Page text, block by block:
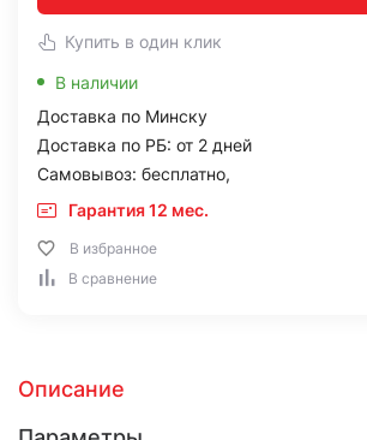
Купить в один клик
В наличии
Доставка по Минску
Доставка по РБ: от 2 дней
Самовывоз: бесплатно,
Гарантия 12 мес.
В избранное
В сравнение
Описание